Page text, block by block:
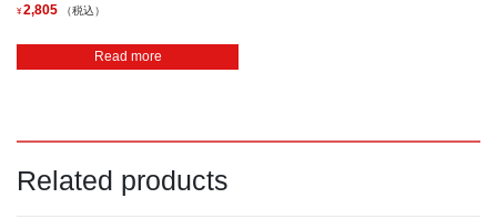
¥2,805 （税込）
Read more
Related products